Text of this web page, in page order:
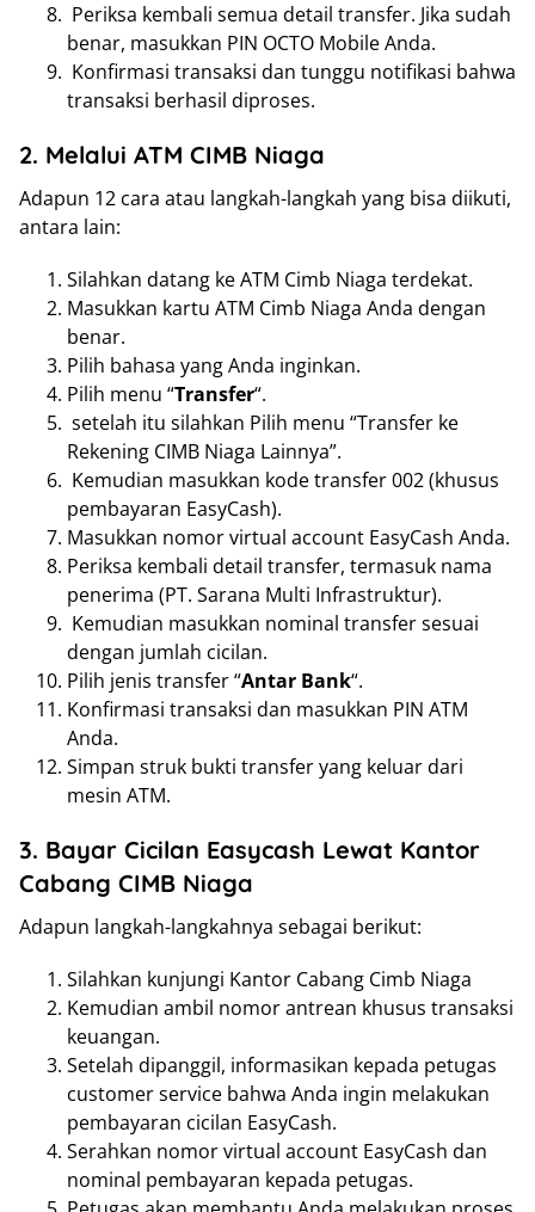
Periksa kembali semua detail transfer. Jika sudah
benar, masukkan PIN OCTO Mobile Anda.
Konfirmasi transaksi dan tunggu notifikasi bahwa
transaksi berhasil diproses.
2. Melalui ATM CIMB Niaga
Adapun 12 cara atau langkah-langkah yang bisa diikuti,
antara lain:
Silahkan datang ke ATM Cimb Niaga terdekat.
Masukkan kartu ATM Cimb Niaga Anda dengan
benar.
Pilih bahasa yang Anda inginkan.
Pilih menu “Transfer“.
setelah itu silahkan Pilih menu “Transfer ke
Rekening CIMB Niaga Lainnya”.
Kemudian masukkan kode transfer 002 (khusus
pembayaran EasyCash).
Masukkan nomor virtual account EasyCash Anda.
Periksa kembali detail transfer, termasuk nama
penerima (PT. Sarana Multi Infrastruktur).
Kemudian masukkan nominal transfer sesuai
dengan jumlah cicilan.
Pilih jenis transfer “Antar Bank“.
Konfirmasi transaksi dan masukkan PIN ATM
Anda.
Simpan struk bukti transfer yang keluar dari
mesin ATM.
3. Bayar Cicilan Easycash Lewat Kantor
Cabang CIMB Niaga
Adapun langkah-langkahnya sebagai berikut:
Silahkan kunjungi Kantor Cabang Cimb Niaga
Kemudian ambil nomor antrean khusus transaksi
keuangan.
Setelah dipanggil, informasikan kepada petugas
customer service bahwa Anda ingin melakukan
pembayaran cicilan EasyCash.
Serahkan nomor virtual account EasyCash dan
nominal pembayaran kepada petugas.